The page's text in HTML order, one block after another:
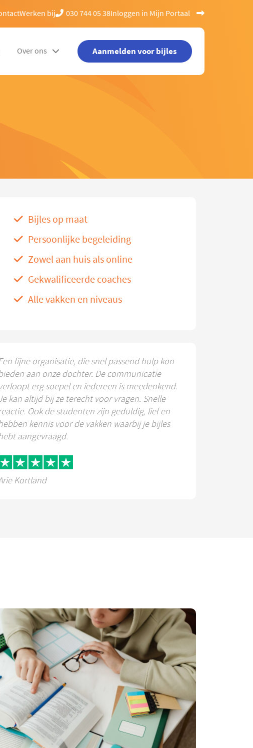
Werken bij 030 744 05 38Inloggen in Mijn Portaal
Over ons Aanmelden voor bijles
Bijles op maat
Persoonlijke begeleiding
Zowel aan huis als online
Gekwalificeerde coaches
Alle vakken en niveaus
fijne organisatie, die snel passend hulp kon
aan onze dochter. De communicatie
erg soepel en iedereen is meedenkend.
kan altijd bij ze terecht voor vragen. Snelle
Ook de studenten zijn geduldig, lief en
kennis voor de vakken waarbij je bijles
aangevraagd.
Kortland